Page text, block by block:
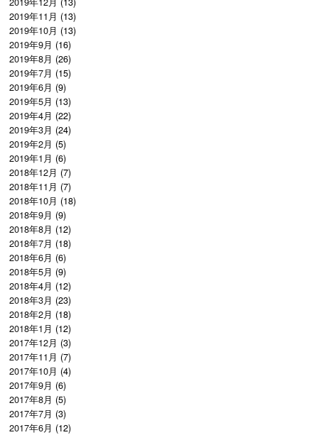
2019年11月 (13)
2019年10月 (13)
2019年9月 (16)
2019年8月 (26)
2019年7月 (15)
2019年6月 (9)
2019年5月 (13)
2019年4月 (22)
2019年3月 (24)
2019年2月 (5)
2019年1月 (6)
2018年12月 (7)
2018年11月 (7)
2018年10月 (18)
2018年9月 (9)
2018年8月 (12)
2018年7月 (18)
2018年6月 (6)
2018年5月 (9)
2018年4月 (12)
2018年3月 (23)
2018年2月 (18)
2018年1月 (12)
2017年12月 (3)
2017年11月 (7)
2017年10月 (4)
2017年9月 (6)
2017年8月 (5)
2017年7月 (3)
2017年6月 (12)